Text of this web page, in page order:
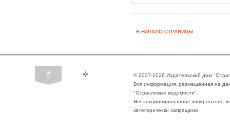
В НАЧАЛО СТРАНИЦЫ
© 2007-2026 Издательский дом
Вся информация, размещённая на
"Отраслевые ведомости".
Несанкционированное копирование
категорически запрещено